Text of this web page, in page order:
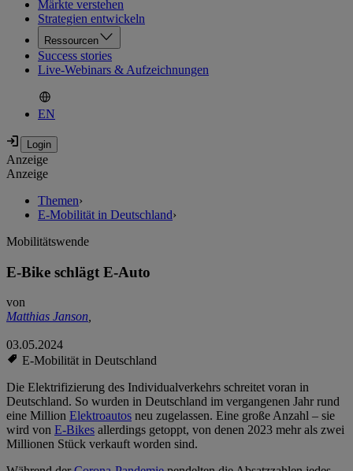
Märkte verstehen
Strategien entwickeln
Ressourcen
Success stories
Live-Webinars & Aufzeichnungen
EN
Anzeige
Anzeige
Themen›
E-Mobilität in Deutschland›
Mobilitätswende
E-Bike schlägt E-Auto
von
Matthias Janson,
03.05.2024
E-Mobilität in Deutschland
Die Elektrifizierung des Individualverkehrs schreitet voran in
Deutschland. So wurden in Deutschland im vergangenen Jahr rund
eine Million Elektroautos neu zugelassen. Eine große Anzahl – sie
wird von E-Bikes allerdings getoppt, von denen 2023 mehr als zwei
Millionen Stück verkauft worden sind.